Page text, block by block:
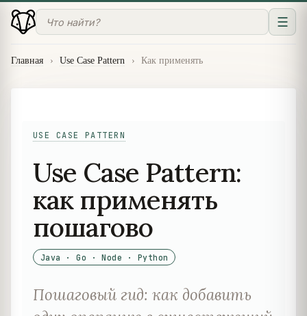
☰
Главная › Use Case Pattern › Как применять
USE CASE PATTERN
Use Case Pattern:
как применять
пошагово
Java · Go · Node · Python
Пошаговый гид: как добавить